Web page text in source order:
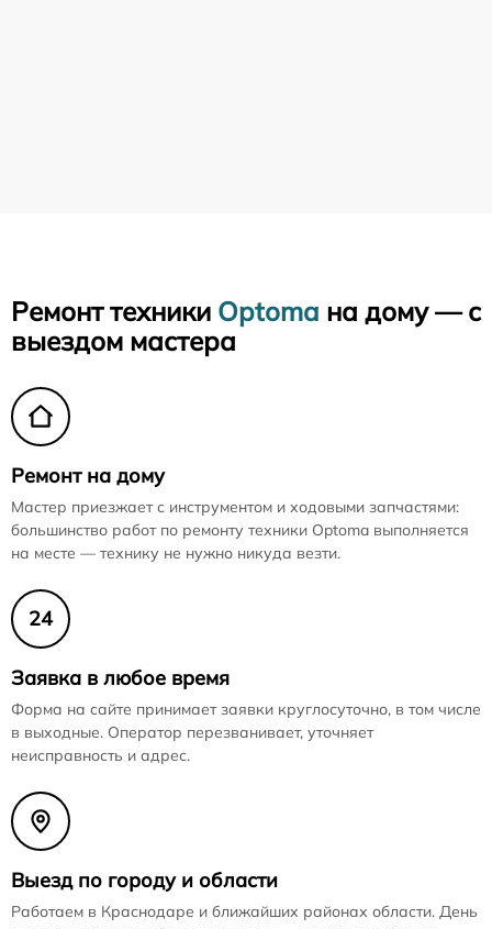
Ремонт техники Optoma на дому — с
выездом мастера
Ремонт на дому
Мастер приезжает с инструментом и ходовыми запчастями:
большинство работ по ремонту техники Optoma выполняется
на месте — технику не нужно никуда везти.
24
Заявка в любое время
Форма на сайте принимает заявки круглосуточно, в том числе
в выходные. Оператор перезванивает, уточняет
неисправность и адрес.
Выезд по городу и области
Работаем в Краснодаре и ближайших районах области. День